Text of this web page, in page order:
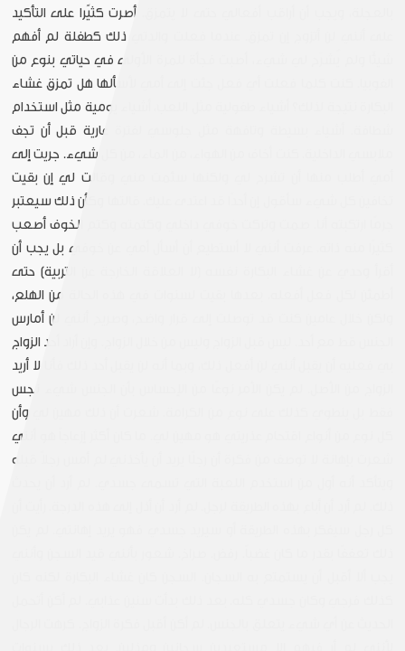
بالعجلة، ويجب أن أراقب أفعالي حتى لا يتمزق. أصرت كثيًرا على التأكيد
على أنني لن أتزوج إن تمزق. عندما فعلت والدتي ذلك كطفلة لم أفهم
شيئًا ولم يُشرَح لي شيء، أصبت فجأة للمرة الأولى في حياتي بنوع من
الفوبيا. كنت كلما فعلت أي فعل جئت إلى أمي لأسألها هل تمزق غشاء
البكارة نتيجة لذلك؟ أشياء طفولية مثل اللعب، أشياء يومية مثل استخدام
شطافة. أشياء بسيطة وتافهة مثل جلوسي لفترة عارية قبل أن تجف
ملابسي الداخلية. كنت أخاف من الهواء، من الماء، من كل شيء. جريت إلى
أمي أطلب منها أن تشرح لي ولكنها سئمت مني وقالت لي إن بقيت
تخافين كل شيء سأقول إن أحدًا قد اعتدى عليك. قالتها وكأن ذلك سيعتبر
جرمًا ارتكبته أنا. صمت وتركت خوفي داخلي وكتمته وكتم الخوف أصعب
كثيرًا منه ذاته. عرفت أنني لا أستطيع أن أسأل أمي عن خوفي بل يجب أن
أقرأ وحدي عن غشاء البكارة نفسه (لا العلاقة الخارجة عن التربية) حتى
أطمئن لكل فعل أفعله. بعدها بقيت لسنوات في هذه الحالة من الهلع،
ولكن خلال عامين كنت قد توصلت إلى قرار واضح، وصريح أنني لن أمارس
الجنس قط مع أحد. ليس قبل الزواج وليس من خلال الزواج. وإن أراد أحد الزواج
بي فعليه أن يقبل أنني لن أفعل ذلك، وبما أنه لن يقبل أحد ذلك فأنا لا أريد
الزواج من الأصل. لم يكن الأمر نوعًا من الإحساس بأن الجنس شيء نجس
فقط بل ينطوي كذلك على نوع من الكرامة. شعرت أن ذلك مهين لي وأن
كل نوع من أنواع اقتحام عذريتي هو مهين لي. ما كان أكثر إزعاجاً هو أنني
شعرت بإهانة لا توصف من فكرة أن رجلًا يريد أن يأخذني لم أمس رجلاً قبله